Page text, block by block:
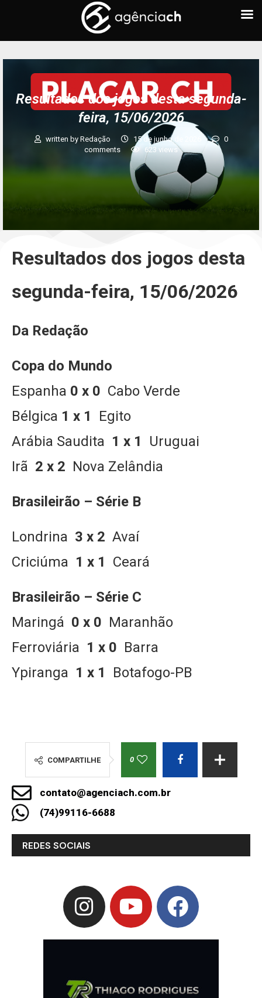
Resultados dos jogos desta segunda-
feira, 15/06/2026
written by Redação 15 de junho de 2026
0
comments
623 views
Resultados dos jogos desta
segunda-feira, 15/06/2026
Da Redação
Copa do Mundo
Espanha 0 x 0 Cabo Verde
Bélgica 1 x 1
Egito
Arábia Saudita 1 x 1
Uruguai
Irã 2 x 2 Nova Zelândia
Brasileirão – Série B
Londrina 3 x 2 Avaí
Criciúma 1 x 1 Ceará
Brasileirão – Série C
Maringá 0 x 0 Maranhão
Ferroviária 1 x 0 Barra
Ypiranga 1 x 1 Botafogo-PB
COMPARTILHE 0
contato@agenciach.com.br
(74)99116-6688
REDES SOCIAIS